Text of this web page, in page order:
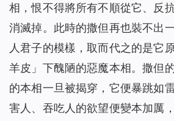
相，恨不得將所有不順從它、反
消滅掉。此時的撒但再也裝不出
人君子的模樣，取而代之的是它
羊皮」下醜陋的惡魔本相。撒但
的本相一旦被揭穿，它便暴跳如
害人、吞吃人的欲望便變本加厲